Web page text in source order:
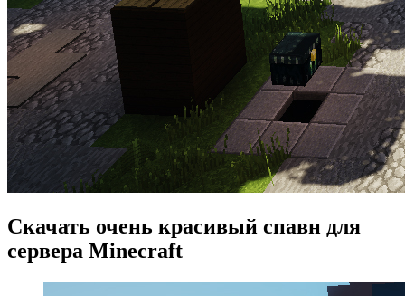
Скачать очень красивый спавн для
сервера Minecraft